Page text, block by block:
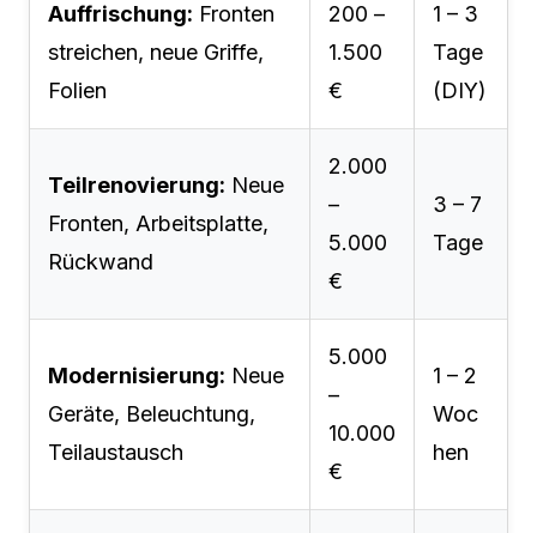
Auffrischung: Fronten
streichen, neue Griffe,
Folien
200 –
1.500
€
1 – 3
Tage
(DIY)
Teilrenovierung: Neue
Fronten, Arbeitsplatte,
Rückwand
2.000
–
5.000
€
3 – 7
Tage
Modernisierung: Neue
Geräte, Beleuchtung,
Teilaustausch
5.000
–
10.000
€
1 – 2
Woc
hen